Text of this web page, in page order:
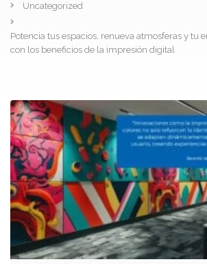
Uncategorized
Potencia tus espacios, renueva atmosferas y tu
con los beneficios de la impresión digital